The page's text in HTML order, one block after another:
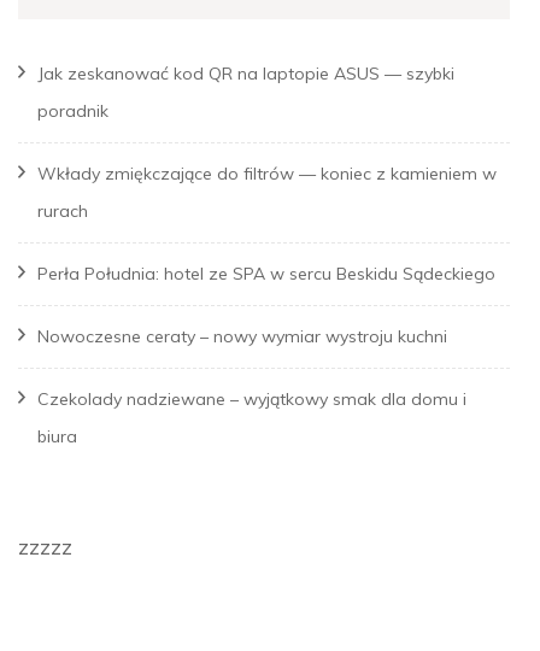
Jak zeskanować kod QR na laptopie ASUS — szybki
poradnik
Wkłady zmiękczające do filtrów — koniec z kamieniem w
rurach
Perła Południa: hotel ze SPA w sercu Beskidu Sądeckiego
Nowoczesne ceraty – nowy wymiar wystroju kuchni
Czekolady nadziewane – wyjątkowy smak dla domu i
biura
zzzzz